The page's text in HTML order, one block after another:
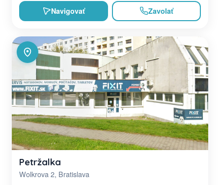
Navigovať Zavolať
Petržalka
Wolkrova 2, Bratislava